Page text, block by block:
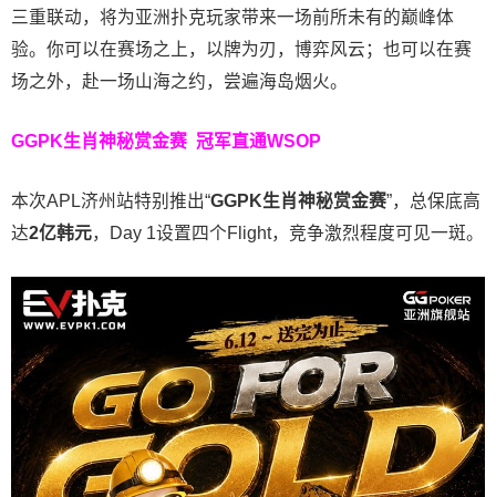
三重联动，将为亚洲扑克玩家带来一场前所未有的巅峰体
验。 你可以在赛场之上，以牌为刃，博弈风云；也可以在赛
场之外，赴一场山海之约，尝遍海岛烟火。
GGPK生肖神秘赏金赛 冠军直通WSOP
本次APL济州站特别推出“GGPK生肖神秘赏金赛”，总保底高
达2亿韩元，Day 1设置四个Flight，竞争激烈程度可见一斑。